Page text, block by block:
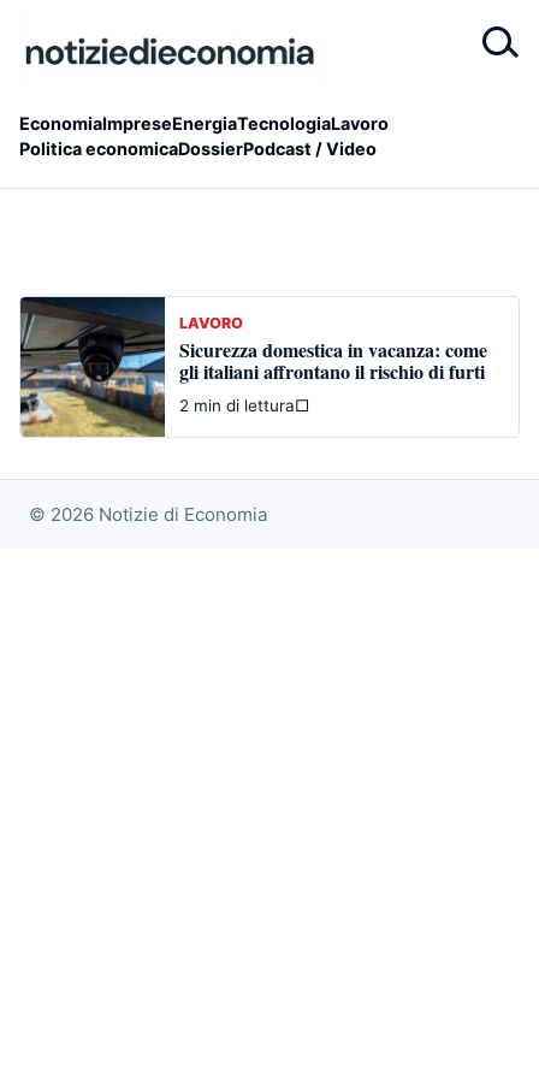
EconomiaImpreseEnergiaTecnologiaLavoro
Politica economicaDossierPodcast / Video
LAVORO
Sicurezza domestica in vacanza: come
gli italiani affrontano il rischio di furti
2 min di lettura□
© 2026 Notizie di Economia